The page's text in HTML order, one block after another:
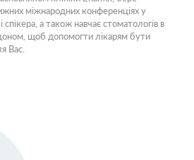
міжнародних конференціях у
спікера, а також навчає стоматологів в
щоб допомогти лікарям бути
Вас.